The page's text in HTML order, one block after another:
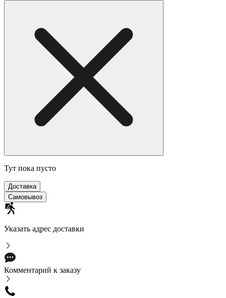
Тут пока пусто
Доставка
Самовывоз
Указать адрес доставки
Комментарий к заказу